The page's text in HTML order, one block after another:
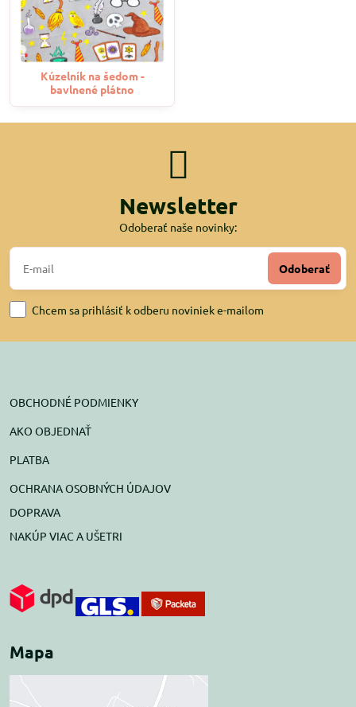
Kúzelník na šedom -
bavlnené plátno
Newsletter
Odoberať naše novinky:
Odoberať
Chcem sa prihlásiť k odberu noviniek e-mailom
OBCHODNÉ PODMIENKY
AKO OBJEDNAŤ
PLATBA
OCHRANA OSOBNÝCH ÚDAJOV
DOPRAVA
NAKÚP VIAC A UŠETRI
Mapa